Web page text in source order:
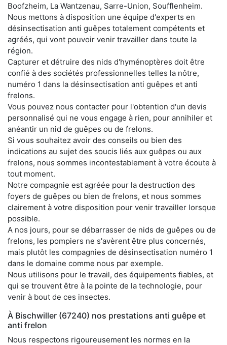
Boofzheim, La Wantzenau, Sarre-Union, Soufflenheim.
Nous mettons à disposition une équipe d'experts en
désinsectisation anti guêpes totalement compétents et
agréés, qui vont pouvoir venir travailler dans toute la
région.
Capturer et détruire des nids d'hyménoptères doit être
confié à des sociétés professionnelles telles la nôtre,
numéro 1 dans la désinsectisation anti guêpes et anti
frelons.
Vous pouvez nous contacter pour l'obtention d'un devis
personnalisé qui ne vous engage à rien, pour annihiler et
anéantir un nid de guêpes ou de frelons.
Si vous souhaitez avoir des conseils ou bien des
indications au sujet des soucis liés aux guêpes ou aux
frelons, nous sommes incontestablement à votre écoute à
tout moment.
Notre compagnie est agréée pour la destruction des
foyers de guêpes ou bien de frelons, et nous sommes
clairement à votre disposition pour venir travailler lorsque
possible.
A nos jours, pour se débarrasser de nids de guêpes ou de
frelons, les pompiers ne s'avèrent être plus concernés,
mais plutôt les compagnies de désinsectisation numéro 1
dans le domaine comme nous par exemple.
Nous utilisons pour le travail, des équipements fiables, et
qui se trouvent être à la pointe de la technologie, pour
venir à bout de ces insectes.
À Bischwiller (67240) nos prestations anti guêpe et
anti frelon
Nous respectons rigoureusement les normes en la